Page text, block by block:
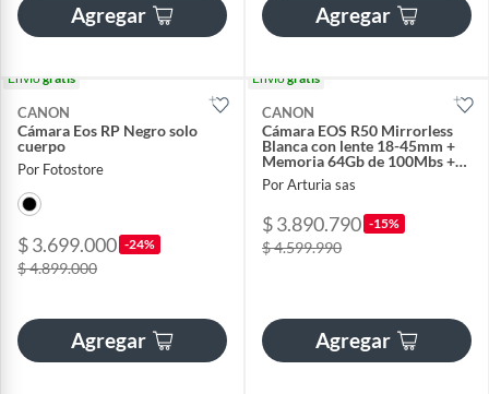
Agregar Agregar
Envíogratis
CANON
Cámara Eos RP Negro solo
cuerpo
Por Fotostore
$ 3.699.000 -24%
$ 4.899.000
Agregar
Envíogratis
CANON
Cámara EOS R50 Mirrorless
Blanca con lente 18-45mm +
Memoria 64Gb de 100Mbs +
Bolso
Por Arturia sas
$ 3.890.790 -15%
$ 4.599.990
Agregar